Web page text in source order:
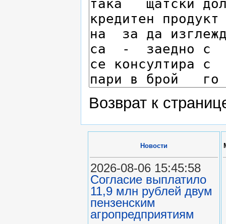
Возврат к
Новости
2026-08-06 15:45:58
Согласие выплатило
11,9 млн рублей двум
пензенским
агропредприятиям